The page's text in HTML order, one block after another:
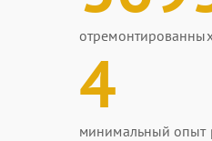
4
минимальный опыт